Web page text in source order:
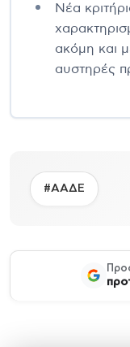
Νέα
ακόμη και
αυστηρές
#ΑΑΔΕ